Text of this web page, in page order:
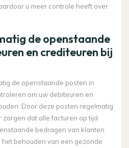
u meer controle heeft over
de openstaande
en crediteuren bij
de openstaande posten in
om uw debiteuren en
Door deze posten regelmatig
dat alle facturen op tijd
bedragen van klanten
behouden van een gezonde